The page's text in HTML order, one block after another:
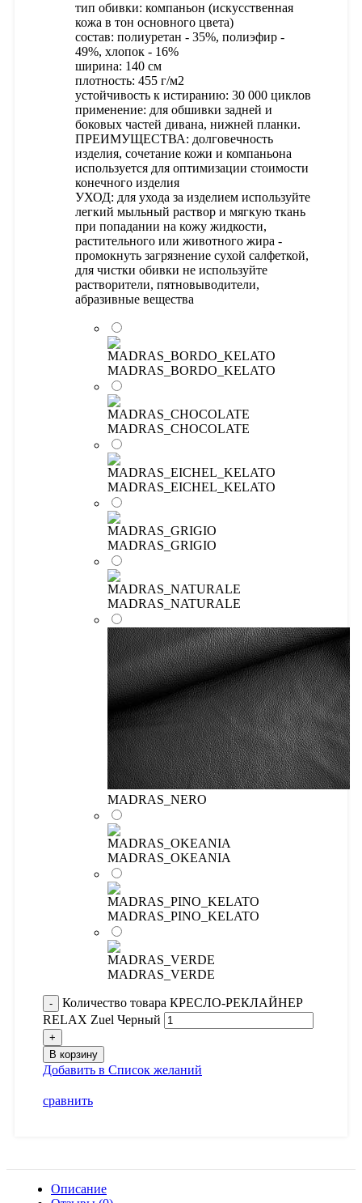
тип обивки: компаньон (искусственная
кожа в тон основного цвета)
состав: полиуретан - 35%, полиэфир -
49%, хлопок - 16%
ширина: 140 см
плотность: 455 г/м2
устойчивость к истиранию: 30 000 циклов
применение: для обшивки задней и
боковых частей дивана, нижней планки.
ПРЕИМУЩЕСТВА: долговечность
изделия, сочетание кожи и компаньона
используется для оптимизации стоимости
конечного изделия
УХОД: для ухода за изделием используйте
легкий мыльный раствор и мягкую ткань
при попадании на кожу жидкости,
растительного или животного жира -
промокнуть загрязнение сухой салфеткой,
для чистки обивки не используйте
растворители, пятновыводители,
абразивные вещества
MADRAS_BORDO_KELATO
MADRAS_CHOCOLATE
MADRAS_EICHEL_KELATO
MADRAS_GRIGIO
MADRAS_NATURALE
MADRAS_NERO
MADRAS_OKEANIA
MADRAS_PINO_KELATO
MADRAS_VERDE
Количество товара КРЕСЛО-РЕКЛАЙНЕР
RELAX Zuel Черный
В корзину
Добавить в Список желаний
сравнить
Описание